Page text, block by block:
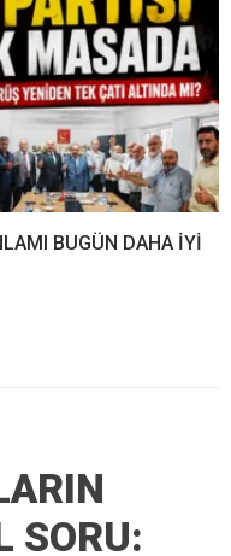
BUGÜN DAHA İYİ
SORU: